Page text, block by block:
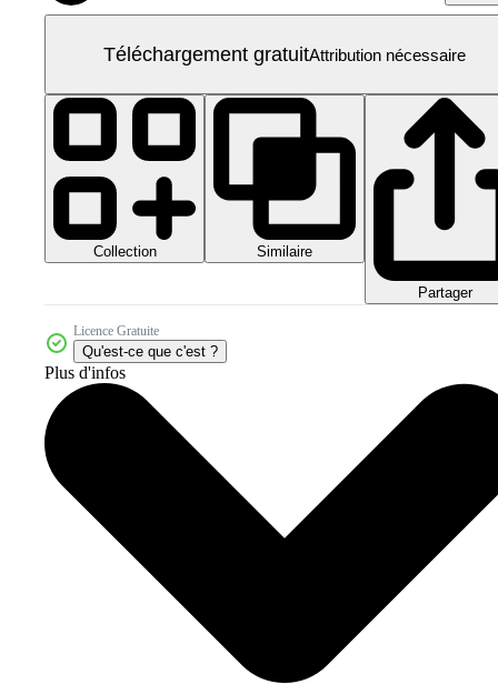
Téléchargement gratuitAttribution nécessaire
Collection Similaire
Partager
Licence Gratuite
Qu'est-ce que c'est ?
Plus d'infos